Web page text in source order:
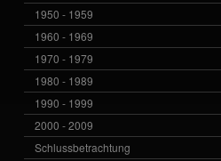
1950 - 1959
1960 - 1969
1970 - 1979
1980 - 1989
1990 - 1999
2000 - 2009
Schlussbetrachtung